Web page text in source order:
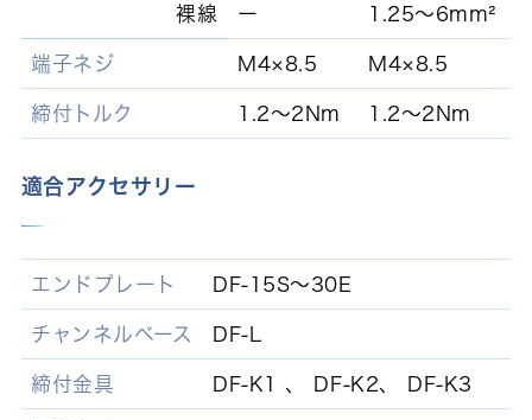
裸線 ー 1.25～6mm²
端子ネジ M4×8.5 M4×8.5
締付トルク 1.2～2Nm 1.2～2Nm
適合アクセサリー
エンドプレート DF-15S～30E
チャンネルベース DF-L
締付金具 DF-K1 、 DF-K2、 DF-K3